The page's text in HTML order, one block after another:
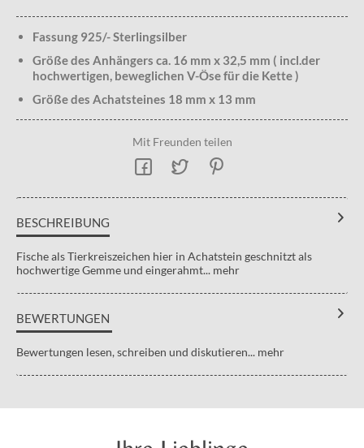
Fassung 925/- Sterlingsilber
Größe des Anhängers ca. 16 mm x 32,5 mm ( incl.der
hochwertigen, beweglichen V-Öse für die Kette )
Größe des Achatsteines 18 mm x 13 mm
Mit Freunden teilen
BESCHREIBUNG
Fische als Tierkreiszeichen hier in Achatstein geschnitzt als
hochwertige Gemme und eingerahmt... mehr
BEWERTUNGEN
Bewertungen lesen, schreiben und diskutieren... mehr